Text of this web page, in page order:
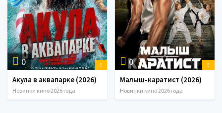
0
Акула в аквапарке (2026)
Новинки кино 2026 года
0
Малыш-каратист (2026)
Новинки кино 2026 года